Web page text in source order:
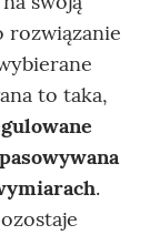
rozwiązanie
to taka,
.